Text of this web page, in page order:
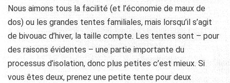
Nous aimons tous la facilité (et l’économie de maux de
dos) ou les grandes tentes familiales, mais lorsqu’il s’agit
de bivouac d’hiver, la taille compte. Les tentes sont – pour
des raisons évidentes – une partie importante du
processus d’isolation, donc plus petites c’est mieux. Si
vous êtes deux, prenez une petite tente pour deux